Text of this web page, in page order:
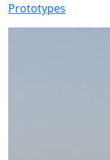
Prototypes